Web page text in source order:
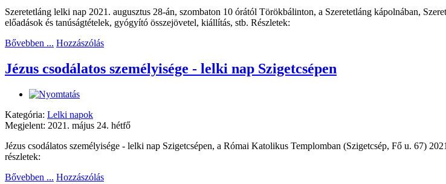
Szeretetláng lelki nap 2021. augusztus 28-án, szombaton 10 órától Törökbálinton, a Szeretetláng kápolnában,
előadások és tanúságtételek, gyógyító összejövetel, kiállítás, stb. Részletek:
Bővebben ... Hozzászólás
Jézus csodálatos személyisége - lelki nap Szigetcsépen
Kategória: Lelki napok
Megjelent: 2021. május 24. hétfő
Jézus csodálatos személyisége - lelki nap Szigetcsépen, a Római Katolikus Templomban (Szigetcsép, Fő u. 67)
részletek:
Bővebben ... Hozzászólás